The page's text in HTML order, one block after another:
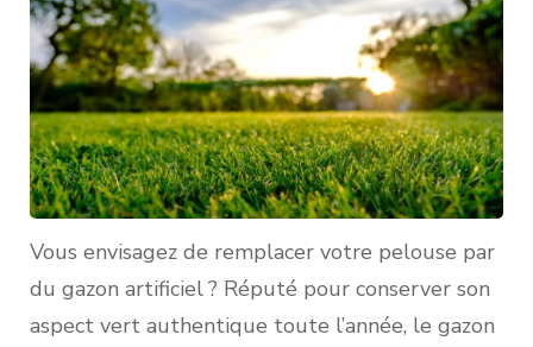
Vous envisagez de remplacer votre pelouse par
du gazon artificiel ? Réputé pour conserver son
aspect vert authentique toute l’année, le gazon